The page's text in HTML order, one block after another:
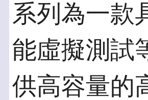
系列為一款
能虛擬測試
供高容量的